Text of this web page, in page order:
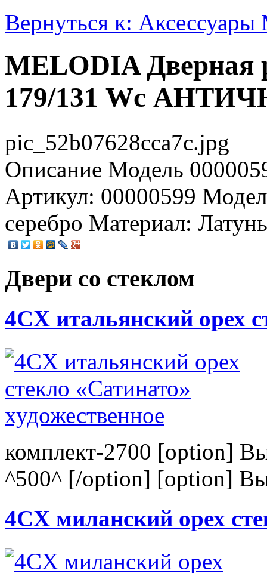
Вернуться к:
MELODIA Дверная
179/131 Wc
pic_52b07628cca7c.jpg
Описание Модель
Артикул: 00000599
серебро Материал:
Двери со стеклом
4CХ итальянский орех
комплект-2700 [option]
^500^ [/option] [option]
4CХ миланский орех